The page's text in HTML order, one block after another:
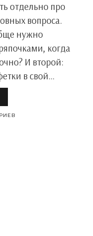
отдельно про
вопроса.
нужно
когда
И второй:
в свой…